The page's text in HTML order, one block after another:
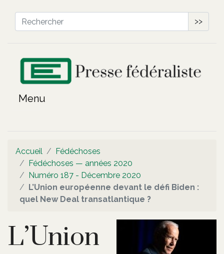
>>
Accueil
Fédéchoses
Fédéchoses — années 2020
Numéro 187 - Décembre 2020
L’Union européenne devant le défi Biden :
quel New Deal transatlantique ?
L’Union